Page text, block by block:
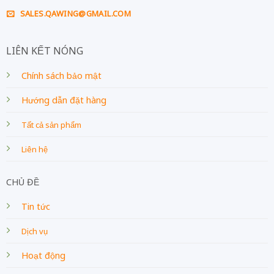
SALES.QAWING@GMAIL.COM
LIÊN KẾT NÓNG
Chính sách bảo mật
Hướng dẫn đặt hàng
Tất cả sản phẩm
Liên hệ
CHỦ ĐỀ
Tin tức
Dịch vụ
Hoạt động